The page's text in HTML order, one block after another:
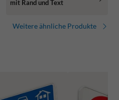
mit Rand und Text
Weitere ähnliche Produkte